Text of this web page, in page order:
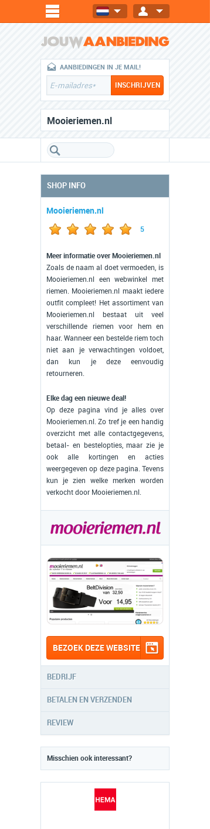
AANBIEDINGEN IN JE MAIL!
Mooieriemen.nl
SHOP INFO
Mooieriemen.nl
5
Meer informatie over Mooieriemen.nl
Zoals de naam al doet vermoeden, is
Mooieriemen.nl een webwinkel met
riemen. Mooieriemen.nl maakt iedere
outfit compleet! Het assortiment van
Mooieriemen.nl bestaat uit veel
verschillende riemen voor hem en
haar. Wanneer een bestelde riem toch
niet aan je verwachtingen voldoet,
dan kun je deze eenvoudig
retourneren.
Elke dag een nieuwe deal!
Op deze pagina vind je alles over
Mooieriemen.nl. Zo tref je een handig
overzicht met alle contactgegevens,
betaal- en bestelopties, maar zie je
ook alle kortingen en acties
weergegeven op deze pagina. Tevens
kun je zien welke merken worden
verkocht door Mooieriemen.nl.
BEZOEK DEZE WEBSITE
BEDRIJF
BETALEN EN VERZENDEN
REVIEW
Misschien ook interessant?